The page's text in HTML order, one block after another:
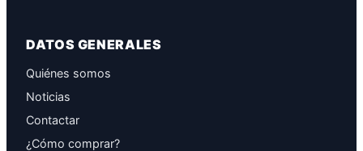
DATOS GENERALES
Quiénes somos
Noticias
Contactar
¿Cómo comprar?